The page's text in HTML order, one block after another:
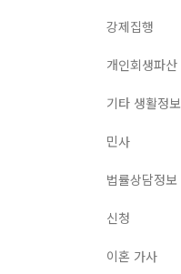
강제집행
개인회생파산
기타 생활정보
민사
법률상담정보
신청
이혼 가사